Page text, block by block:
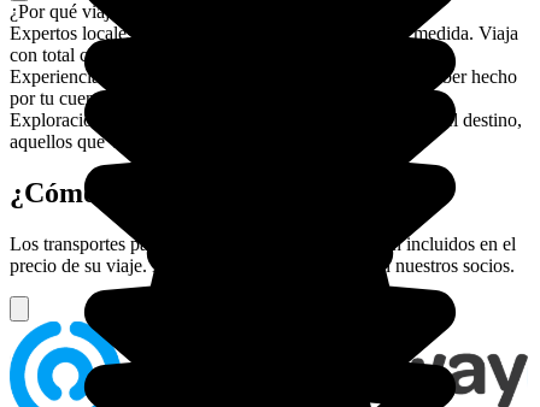
¿Por qué viajar
Expertos locales en el destino
Co-crea un itinerario a medida. Viaja
con total confianza: tienes un contacto en el lugar.
Experiencias memorables
Para un viaje que no podrías haber hecho
por tu cuenta.
Exploraciones locales y responsables
Más sostenible para el destino,
aquellos que viajan y aquellos que viven allí.
¿Cómo llegar a las Seychelles?
Los transportes para llegar a las Seychelles no están incluidos en el
precio de su viaje. Busque, compare y reserve con nuestros socios.